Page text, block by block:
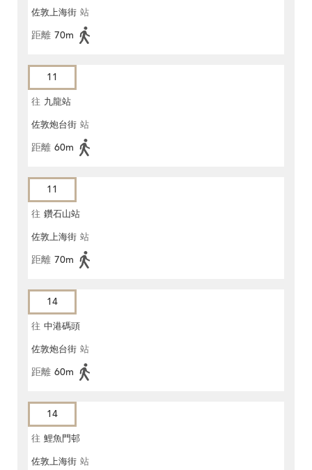
佐敦上海街 站
距離 70m
11
往 九龍站
佐敦炮台街 站
距離 60m
11
往 鑽石山站
佐敦上海街 站
距離 70m
14
往 中港碼頭
佐敦炮台街 站
距離 60m
14
往 鯉魚門邨
佐敦上海街 站